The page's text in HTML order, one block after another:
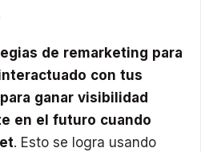
de remarketing para
con tus
ganar visibilidad
en el futuro cuando
. Esto se logra usando